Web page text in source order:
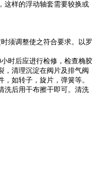
这样的浮动轴套需要较换或
须调整使之符合要求。以罗
时后应进行检修，检查桷胶
，清理沉淀在阀片及排气阀
如转子，旋片，弹簧等。
洗后用干布擦干即可。清洗